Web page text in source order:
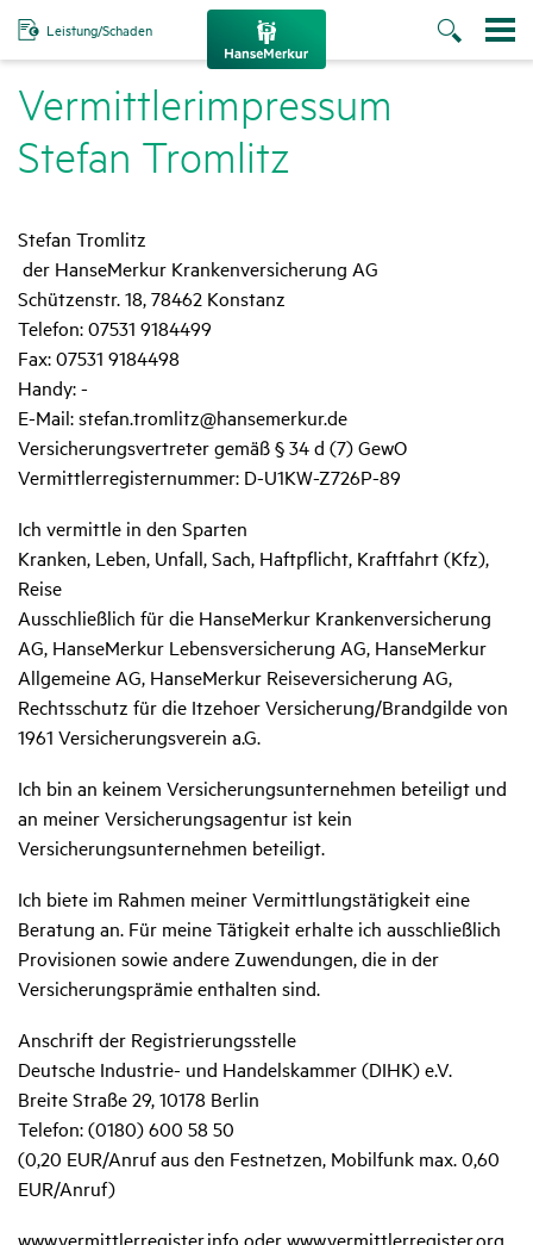
Leistung/Schaden
Vermitt­lerim­pressum
Stefan Trom­litz
Stefan Tromlitz
der HanseMerkur Krankenversicherung AG
Schützenstr. 18, 78462 Konstanz
Telefon: 07531 9184499
Fax: 07531 9184498
Handy: -
E-Mail: stefan.tromlitz@hansemerkur.de
Versicherungsvertreter gemäß § 34 d (7) GewO
Vermittlerregisternummer: D-U1KW-Z726P-89
Ich vermittle in den Sparten
Kranken, Leben, Unfall, Sach, Haftpflicht, Kraftfahrt (Kfz),
Reise
Ausschließlich für die HanseMerkur Krankenversicherung
AG, HanseMerkur Lebensversicherung AG, HanseMerkur
Allgemeine AG, HanseMerkur Reiseversicherung AG,
Rechtsschutz für die Itzehoer Versicherung/Brandgilde von
1961 Versicherungsverein a.G.
Ich bin an keinem Versicherungsunternehmen beteiligt und
an meiner Versicherungsagentur ist kein
Versicherungsunternehmen beteiligt.
Ich biete im Rahmen meiner Vermittlungstätigkeit eine
Beratung an. Für meine Tätigkeit erhalte ich ausschließlich
Provisionen sowie andere Zuwendungen, die in der
Versicherungsprämie enthalten sind.
Anschrift der Registrierungsstelle
Deutsche Industrie- und Handelskammer (DIHK) e.V.
Breite Straße 29, 10178 Berlin
Telefon: (0180) 600 58 50
(0,20 EUR/Anruf aus den Festnetzen, Mobilfunk max. 0,60
EUR/Anruf)
www.vermittlerregister.info oder www.vermittlerregister.org